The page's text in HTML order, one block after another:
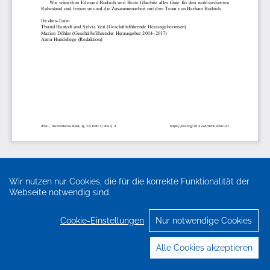
Wir nutzen nur Cookies, die für die korrekte Funktionalität der
Webseite notwendig sind.
Cookie-Einstellungen Nur notwendige Cookies
Alle Cookies akzeptieren